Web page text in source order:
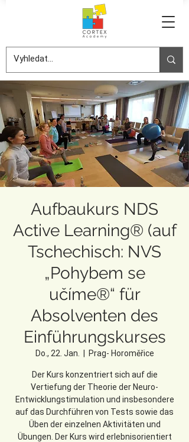
Aufbaukurs NDS
Active Learning® (auf
Tschechisch: NVS
„Pohybem se
učíme®“ für
Absolventen des
Einführungskurses
Do., 22. Jan. Prag- Horoměřice
Der Kurs konzentriert sich auf die
Vertiefung der Theorie der Neuro-
Entwicklungstimulation und insbesondere
auf das Durchführen von Tests sowie das
Üben der einzelnen Aktivitäten und
Übungen. Der Kurs wird erlebnisorientiert